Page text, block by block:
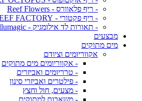
- ריף פלאוורס - Reef Flowers
- ריף פקטורי - REEF FACTORY
- תאורות לד אילומגיק - Illumagic
מבצעים
מים מתוקים
אקווריומים וציודם
- אקווריומים מים מתוקים
- טרריומים ואביזרים
- פילטרים ואביזרי סינון
- מצעים, חול וחצץ
- משאבות למתוקים